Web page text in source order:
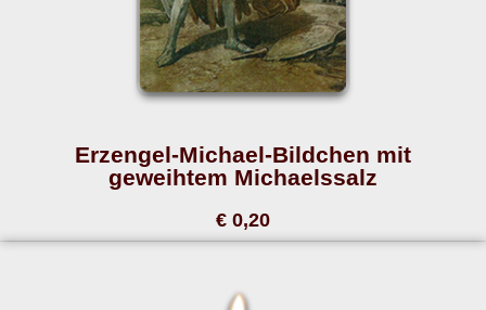
Erzengel-Michael-Bildchen mit
geweihtem Michaelssalz
€ 0,20